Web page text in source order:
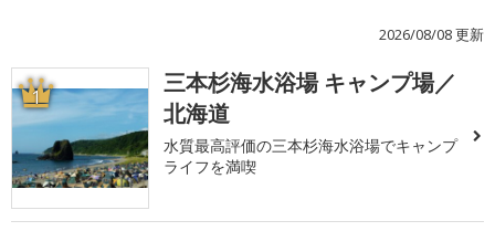
2026/08/08 更新
1
三本杉海水浴場 キャンプ場／
北海道
水質最高評価の三本杉海水浴場でキャンプ
ライフを満喫